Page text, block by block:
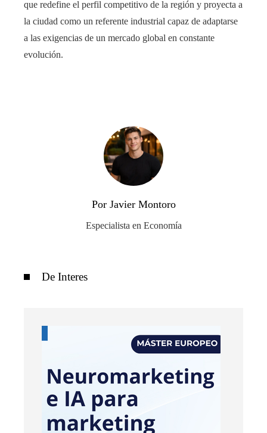
que redefine el perfil competitivo de la región y proyecta a
la ciudad como un referente industrial capaz de adaptarse
a las exigencias de un mercado global en constante
evolución.
Por Javier Montoro
Especialista en Economía
De Interes